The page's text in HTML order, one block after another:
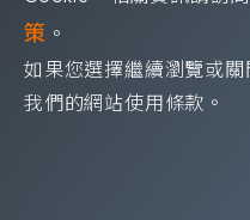
©OrangeRed Technology
Design byWDD. 隱私權
策 。
如果您選擇繼續瀏覽或
我們的網站使用條款。